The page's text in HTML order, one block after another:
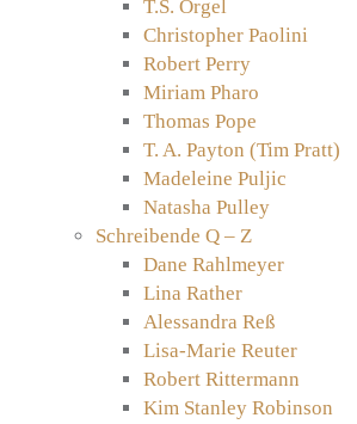
T.S. Orgel
Christopher Paolini
Robert Perry
Miriam Pharo
Thomas Pope
T. A. Payton (Tim Pratt)
Madeleine Puljic
Natasha Pulley
Schreibende Q – Z
Dane Rahlmeyer
Lina Rather
Alessandra Reß
Lisa-Marie Reuter
Robert Rittermann
Kim Stanley Robinson